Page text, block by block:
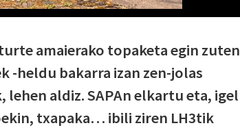
amaierako topaketa egin zuten
-heldu bakarra izan zen-jolas
aldiz. SAPAn elkartu eta, igel
txapaka… ibili ziren LH3tik